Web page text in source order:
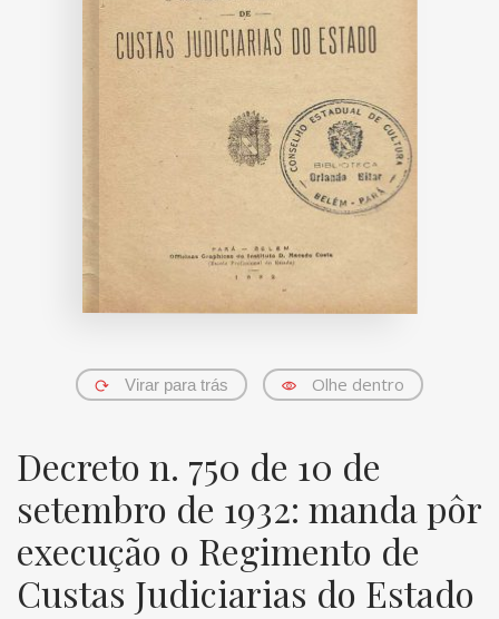
Virar para trás Olhe dentro
Decreto n. 750 de 10 de
setembro de 1932: manda pôr
execução o Regimento de
Custas Judiciarias do Estado